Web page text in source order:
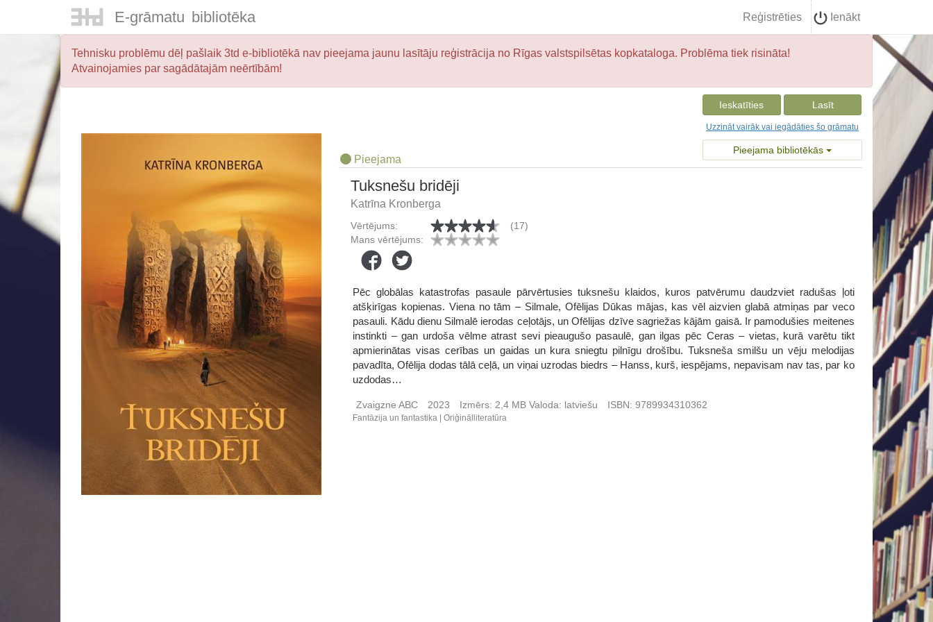
E-grāmatu bibliotēka Reģistrēties Ienākt
Tehnisku problēmu dēļ pašlaik 3td e-bibliotēkā nav pieejama jaunu lasītāju reģistrācija no Rīgas valstspilsētas kopkataloga. Problēma tiek risināta!
Atvainojamies par sagādātajām neērtībām!
Ieskatīties Lasīt
Uzzināt vairāk vai iegādāties šo grāmatu
Pieejama bibliotēkās
Pieejama
Tuksnešu bridēji
Katrīna Kronberga
Vērtējums:
(17)
Mans vērtējums:
Pēc globālas katastrofas pasaule pārvērtusies tuksnešu klaidos, kuros patvērumu daudzviet radušas ļoti
atšķirīgas kopienas. Viena no tām – Silmale, Ofēlijas Dūkas mājas, kas vēl aizvien glabā atmiņas par veco
pasauli. Kādu dienu Silmalē ierodas ceļotājs, un Ofēlijas dzīve sagriežas kājām gaisā. Ir pamodušies meitenes
instinkti – gan urdoša vēlme atrast sevi pieaugušo pasaulē, gan ilgas pēc Ceras – vietas, kurā varētu tikt
apmierinātas visas cerības un gaidas un kura sniegtu pilnīgu drošību. Tuksneša smilšu un vēju melodijas
pavadīta, Ofēlija dodas tālā ceļā, un viņai uzrodas biedrs – Hanss, kurš, iespējams, nepavisam nav tas, par ko
uzdodas…
Zvaigzne ABC 2023 Izmērs: 2,4 MBValoda: latviešu ISBN: 9789934310362
Fantāzija un fantastika Oriģinālliteratūra